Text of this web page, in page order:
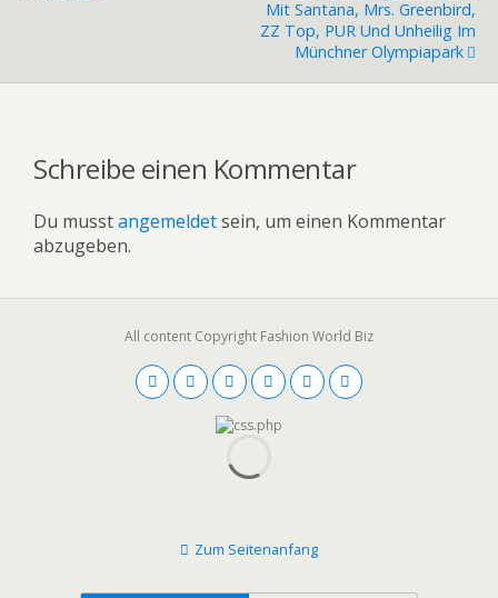
Mit Santana, Mrs. Greenbird,
ZZ Top, PUR Und Unheilig Im
Münchner Olympiapark
Schreibe einen Kommentar
Du musstangemeldetsein, um einen Kommentar
abzugeben.
All content Copyright Fashion World Biz
Zum Seitenanfang